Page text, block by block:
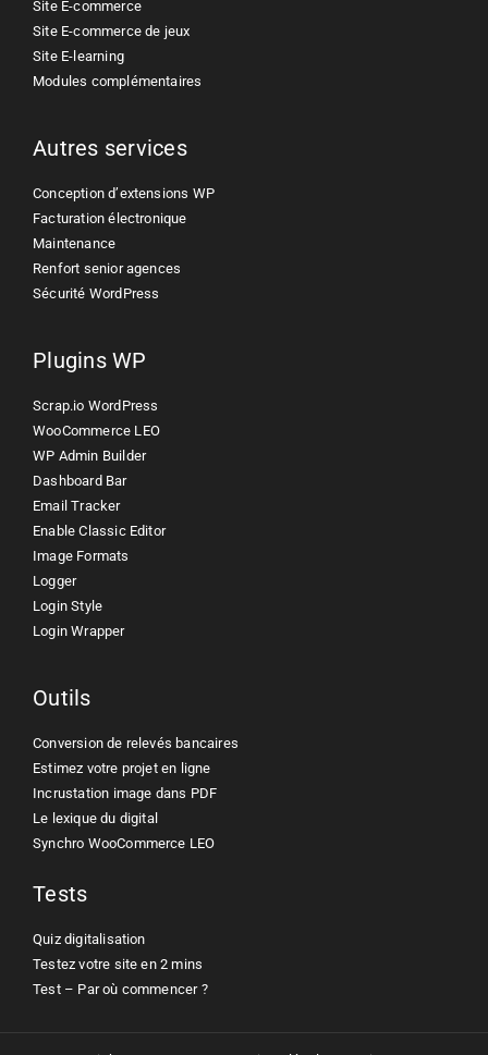
Site E-commerce
Site E-commerce de jeux
Site E-learning
Modules complémentaires
Autres services
Conception d’extensions WP
Facturation électronique
Maintenance
Renfort senior agences
Sécurité WordPress
Plugins WP
Scrap.io WordPress
WooCommerce LEO
WP Admin Builder
Dashboard Bar
Email Tracker
Enable Classic Editor
Image Formats
Logger
Login Style
Login Wrapper
Outils
Conversion de relevés bancaires
Estimez votre projet en ligne
Incrustation image dans PDF
Le lexique du digital
Synchro WooCommerce LEO
Tests
Quiz digitalisation
Testez votre site en 2 mins
Test – Par où commencer ?